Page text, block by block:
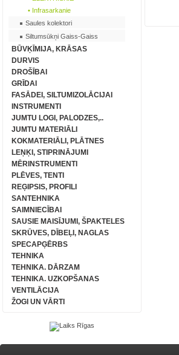
• Infrasarkanie
Saules kolektori
Siltumsūkņi Gaiss-Gaiss
BŪVĶĪMIJA, KRĀSAS
DURVIS
DROŠĪBAI
GRĪDAI
FASĀDEI, SILTUMIZOLĀCIJAI
INSTRUMENTI
JUMTU LOGI, PALODZES,..
JUMTU MATERIĀLI
KOKMATERIĀLI, PLĀTNES
LEŅĶI, STIPRINĀJUMI
MĒRINSTRUMENTI
PLĒVES, TENTI
REĢIPSIS, PROFILI
SANTEHNIKA
SAIMNIECĪBAI
SAUSIE MAISĪJUMI, ŠPAKTELES
SKRŪVES, DĪBEĻI, NAGLAS
SPECAPĢĒRBS
TEHNIKA
TEHNIKA. DĀRZAM
TEHNIKA. UZKOPŠANAS
VENTILĀCIJA
ŽOGI UN VĀRTI